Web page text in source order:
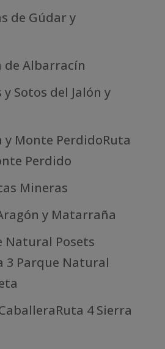
de Gúdar y
de Albarracín
y Sotos del Jalón y
y Monte PerdidoRuta
Perdido
Mineras
y Matarraña
Natural Posets
3 Parque Natural
4 Sierra